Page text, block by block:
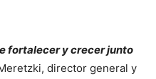
fortalecer y crecer junto
director general y